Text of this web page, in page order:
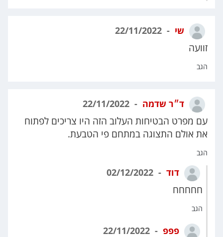
שי
זוועה
הגב
ד״ר שדמה
עם מפרט הבטיחות העלוב הזה היו צריכים לפתוח
את אולם התצוגה במתחם פי הטבעת.
הגב
דוד
חחחחח
הגב
פפפ